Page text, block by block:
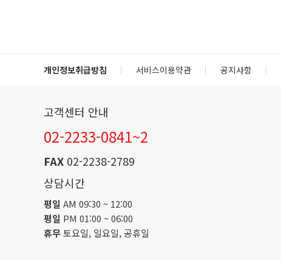
개인정보취급방침 서비스이용약관 공지사항
고객센터 안내
02-2233-0841~2
FAX 02-2238-2789
상담시간
평일 AM 09:30 ~ 12:00
평일 PM 01:00 ~ 06:00
휴무토요일, 일요일, 공휴일